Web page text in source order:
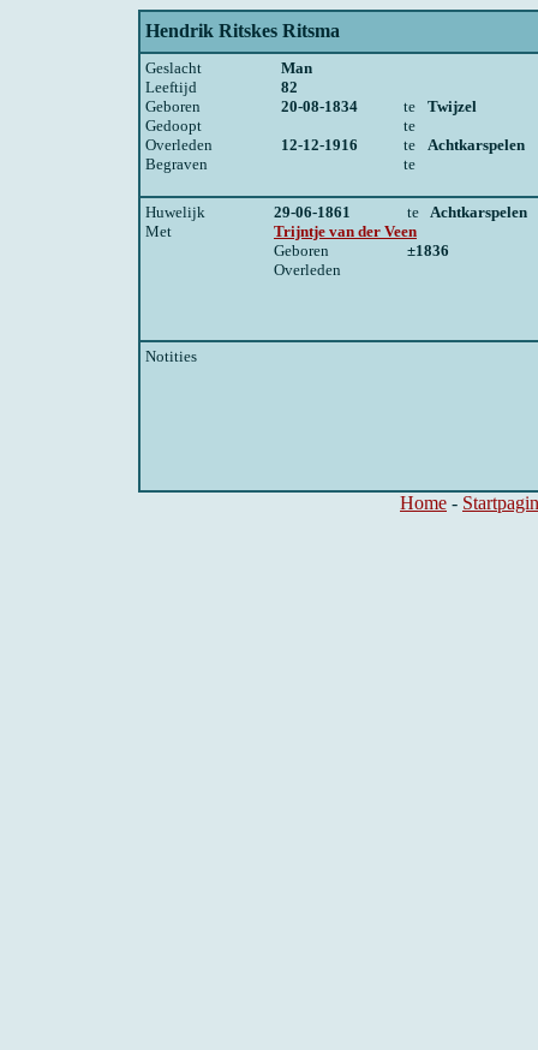
Hendrik Ritskes Ritsma
Geslacht
Man
Leeftijd
82
Geboren
20-08-1834 te
Twijzel
Gedoopt
te
Overleden
12-12-1916 te
Achtkarspelen
Begraven
te
Huwelijk 29-06-1861 te Achtkarspelen
Met
Trijntje van der Veen
Geboren
±1836
Overleden
Notities
Home -